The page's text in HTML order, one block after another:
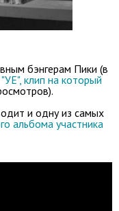
бэнгерам Пики (в
"УЕ", клип на который
и одну из самых
альбома участника